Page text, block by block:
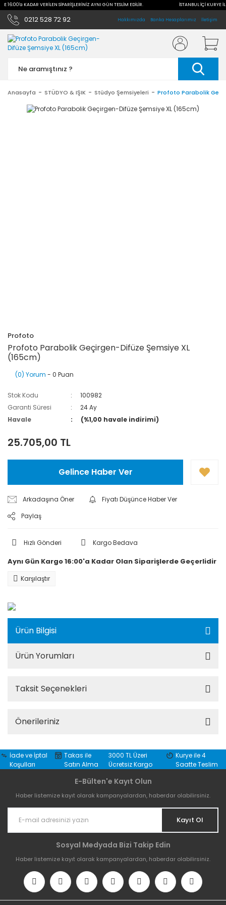
16:00'a KADAR VERİLEN SİPARİŞLERİNİZ AYNI GÜN TESLİM EDİLİR. İSTANBUL İÇİ KURYE
0212 528 72 92 Hakkımızda Banka Hesaplarımız İletişim
Anasayfa STÜDYO & IŞIK Stüdyo Şemsiyeleri Profoto Parabolik
Profoto
Profoto Parabolik Geçirgen-Difüze Şemsiye XL
(165cm)
(0) Yorum - 0 Puan
Stok Kodu
100982
Garanti Süresi
24 Ay
Havale
(%1,00 havale indirimi)
25.705,00 TL
Gelince Haber Ver
Arkadaşına Öner
Fiyatı Düşünce Haber Ver
Paylaş
Hızlı Gönderi Kargo Bedava
Aynı Gün Kargo 16:00'a Kadar Olan Siparişlerde Geçerlidir
Karşılaştır
Ürün Bilgisi
Ürün Yorumları
Taksit Seçenekleri
Önerileriniz
İade ve İptal
Koşulları
Takas ile
Satın Alma
3000 TL Üzeri
Ücretsiz Kargo
Kurye ile 4
Saatte Teslim
E-Bülten'e Kayıt Olun
Haber listemize kayıt olarak kampanyalardan, haberdar olabilirsiniz.
Kayıt Ol
Sosyal Medyada Bizi Takip Edin
Haber listemize kayıt olarak kampanyalardan, haberdar olabilirsiniz.